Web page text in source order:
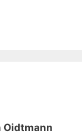
Oidtmann